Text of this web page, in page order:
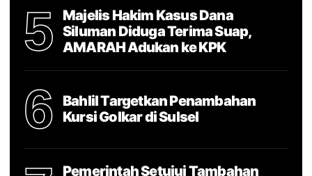
5
Majelis Hakim Kasus Dana
Siluman Diduga Terima Suap,
AMARAH Adukan ke KPK
6
Bahlil Targetkan Penambahan
Kursi Golkar di Sulsel
Pemerintah Setujui Tambahan